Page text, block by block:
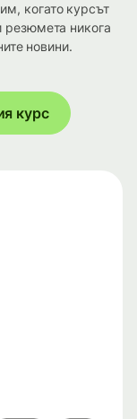
когато курсът
никога
новини.
курс